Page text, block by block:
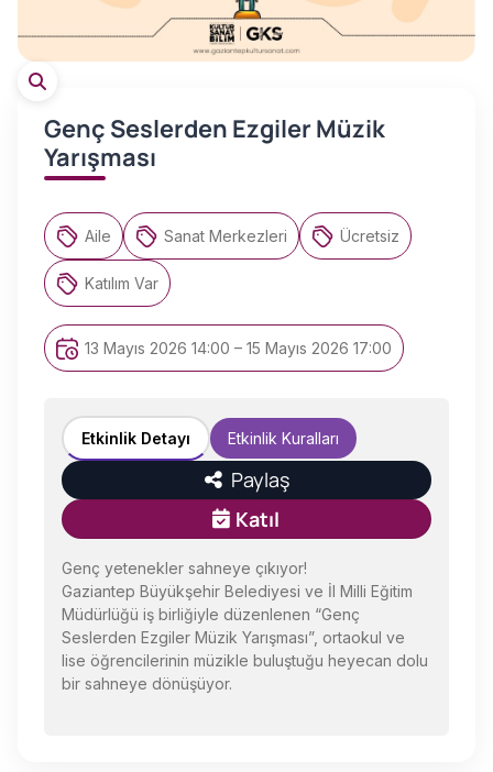
Genç Seslerden Ezgiler Müzik
Yarışması
Aile Sanat Merkezleri Ücretsiz
Katılım Var
13 Mayıs 2026 14:00 – 15 Mayıs 2026 17:00
Etkinlik Detayı Etkinlik Kuralları
Paylaş
Katıl
Genç yetenekler sahneye çıkıyor!
Gaziantep Büyükşehir Belediyesi ve İl Milli Eğitim
Müdürlüğü iş birliğiyle düzenlenen “Genç
Seslerden Ezgiler Müzik Yarışması”, ortaokul ve
lise öğrencilerinin müzikle buluştuğu heyecan dolu
bir sahneye dönüşüyor.